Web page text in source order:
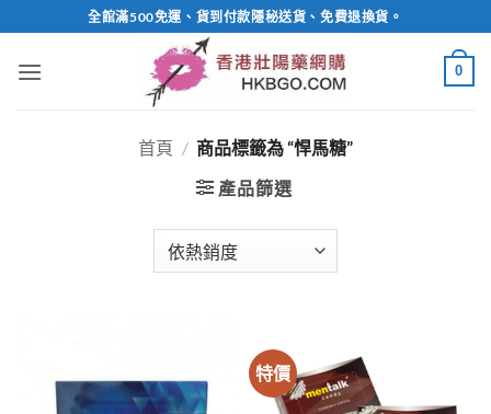
to
content
全館滿500免運、貨到付款隱秘送貨、免費退換貨。
0
首頁 / 商品標籤為 “悍馬糖”
產品篩選
特價